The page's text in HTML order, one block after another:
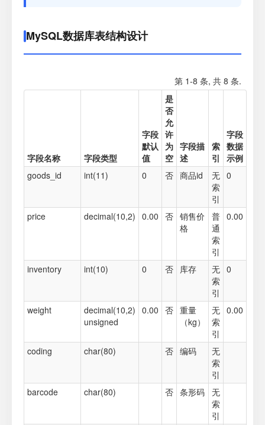
MySQL数据库表结构设计
第 1-8 条, 共 8 条.
字段名称 字段类型
字段
默认
值
是
否
允
许
为
空
字段描
述
索
引
字段
数据
示例
goods_id
int(11) 0 否 商品id
无
索
引
0
price decimal(10,2) 0.00 否 销售价
格
普
通
索
引
0.00
inventory int(10) 0 否 库存
无
索
引
0
weight
decimal(10,2)
unsigned
0.00 否 重量
（kg）
无
索
引
0.00
coding char(80) 否 编码
无
索
引
barcode
char(80) 否 条形码 无
索
引